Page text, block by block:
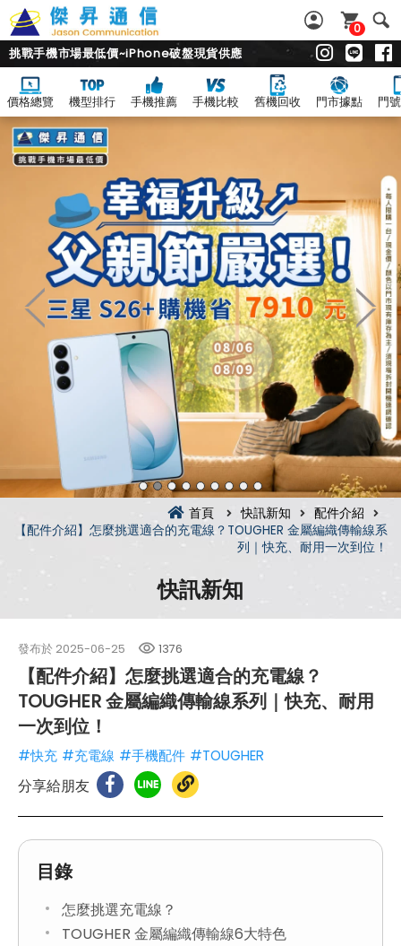
0
挑戰手機市場最低價~iPhone破盤現貨供應
價格總覽 機型排行 手機推薦 手機比較 舊機回收 門市據點 門
首頁 快訊新知
配件介紹
【配件介紹】怎麼挑選適合的充電線？TOUGHER 金屬編織傳輸線系
列｜快充、耐用一次到位！
快訊新知
發布於 2025-06-25 1376
【配件介紹】怎麼挑選適合的充電線？
TOUGHER 金屬編織傳輸線系列｜快充、耐用
一次到位！
#快充 #充電線 #手機配件 #TOUGHER
分享給朋友
目錄
怎麼挑選充電線？
TOUGHER 金屬編織傳輸線6大特色